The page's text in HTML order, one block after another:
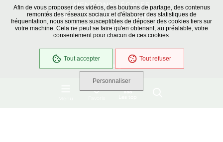
Afin de vous proposer des vidéos, des boutons de partage, des contenus
remontés des réseaux sociaux et d'élaborer des statistiques de
fréquentation, nous sommes susceptibles de déposer des cookies tiers sur
votre machine. Cela ne peut se faire qu'en obtenant, au préalable, votre
consentement pour chacun de ces cookies.
Tout accepter Tout refuser
Personnaliser
MENTIONS LÉGALES
PROTECTION DES DONNÉES
GESTION DES COOKIES
En cours